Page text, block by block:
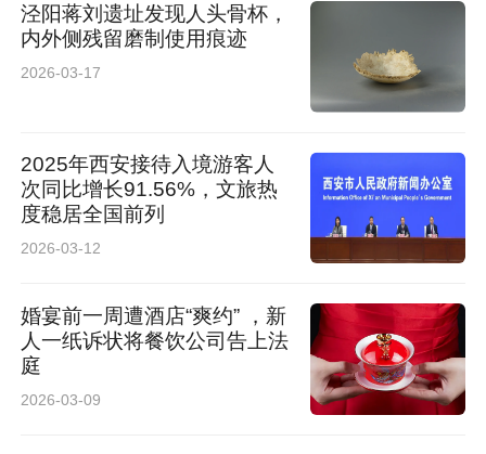
泾阳蒋刘遗址发现人头骨杯，
内外侧残留磨制使用痕迹
2026-03-17
2025年西安接待入境游客人
次同比增长91.56%，文旅热
度稳居全国前列
2026-03-12
婚宴前一周遭酒店“爽约” ，新
人一纸诉状将餐饮公司告上法
庭
2026-03-09